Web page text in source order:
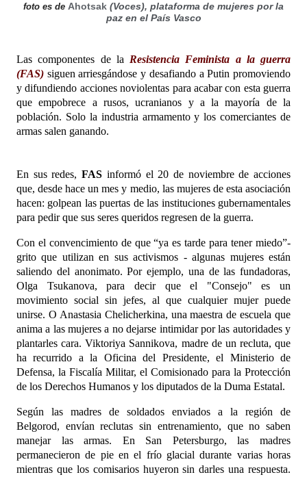
foto es de Ahotsak (Voces), plataforma de mujeres por la
paz en el País Vasco
Las componentes de la Resistencia Feminista a la guerra
(FAS) siguen arriesgándose y desafiando a Putin promoviendo
y difundiendo acciones noviolentas para acabar con esta guerra
que empobrece a rusos, ucranianos y a la mayoría de la
población. Solo la industria armamento y los comerciantes de
armas salen ganando.
En sus redes,FAS informó el 20 de noviembre de acciones
que, desde hace un mes y medio, las mujeres de esta asociación
hacen: golpean las puertas de las instituciones gubernamentales
para pedir que sus seres queridos regresen de la guerra.
Con el convencimiento de que “ya es tarde para tener miedo”-
grito que utilizan en sus activismos - algunas mujeres están
saliendo del anonimato. Por ejemplo, una de las fundadoras,
Olga Tsukanova, para decir que el "Consejo" es un
movimiento social sin jefes, al que cualquier mujer puede
unirse. O Anastasia Chelicherkina, una maestra de escuela que
anima a las mujeres a no dejarse intimidar por las autoridades y
plantarles cara. Viktoriya Sannikova, madre de un recluta, que
ha recurrido a la Oficina del Presidente, el Ministerio de
Defensa, la Fiscalía Militar, el Comisionado para la Protección
de los Derechos Humanos y los diputados de la Duma Estatal.
Según las madres de soldados enviados a la región de
Belgorod, envían reclutas sin entrenamiento, que no saben
manejar las armas. En San Petersburgo, las madres
permanecieron de pie en el frío glacial durante varias horas
mientras que los comisarios huyeron sin darles una respuesta.